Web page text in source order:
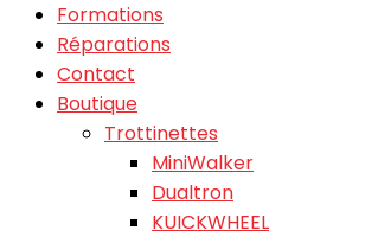
Formations
Réparations
Contact
Boutique
Trottinettes
MiniWalker
Dualtron
KUICKWHEEL